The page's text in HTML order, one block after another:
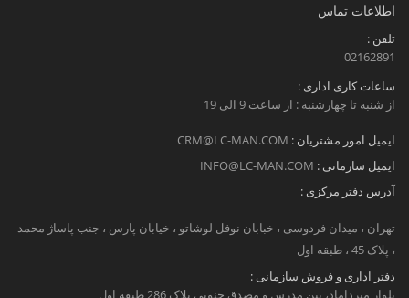
اطلاعات تماس
تلفن :
02162891
ساعات کاری اداری :
از شنبه تا چهارشنبه : از ساعت 9 الی 19
ایمیل امور مشتریان : CRM@LC-MAN.COM
ایمیل سازمانی : INFO@LC-MAN.COM
آدرس دفتر مرکزی :
تهران ، میدان فردوسی ، خبابان نوفل لوشاتو ، خیابان پارس ، جنب پاساژ محمد
، پلاک 45 ، طبقه اول
دفتر اداری و فروش سازمانی :
بلوار میرداماد، بین مدرس و مصدق جنوبی پلاک 286 طبقه اول